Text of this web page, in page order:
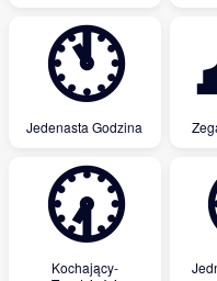
🕚
Jedenasta Godzina
🕢
Kochający-